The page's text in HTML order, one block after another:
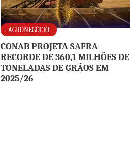
AGRONEGÓCIO
CONAB PROJETA SAFRA
RECORDE DE 360,1 MILHÕES DE
TONELADAS DE GRÃOS EM
2025/26